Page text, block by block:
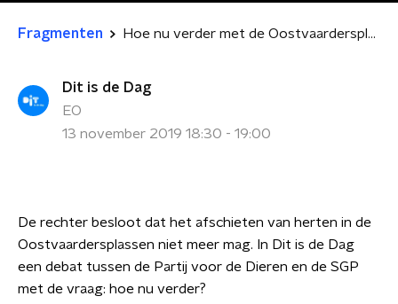
Fragmenten Hoe nu verder met de Oostvaardersplassen?
Dit is de Dag
EO
13 november 2019 18:30 - 19:00
De rechter besloot dat het afschieten van herten in de
Oostvaardersplassen niet meer mag. In Dit is de Dag
een debat tussen de Partij voor de Dieren en de SGP
met de vraag: hoe nu verder?